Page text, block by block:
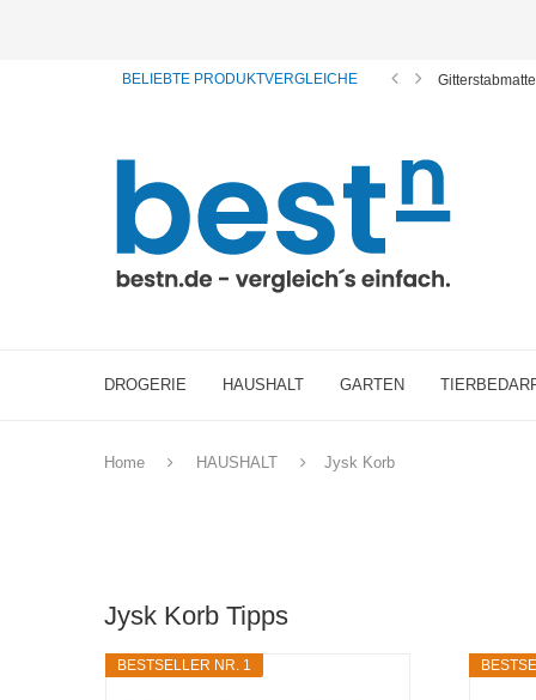
BELIEBTE PRODUKTVERGLEICHE
DROGERIE HAUSHALT GARTEN
Home HAUSHALT Jysk Korb
Jysk Korb Tipps
BESTSELLER NR. 1